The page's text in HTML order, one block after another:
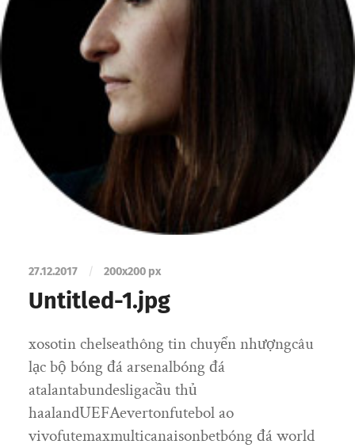
27.12.2017 / 200x200 px
Untitled-1.jpg
xosotin chelseathông tin chuyển nhượngcâu
lạc bộ bóng đá arsenalbóng đá
atalantabundesligacầu thủ
haalandUEFAevertonfutebol ao
vivofutemaxmulticanaisonbetbóng đá world